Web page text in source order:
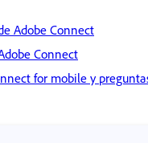
Adobe Connect
Connect
for mobile y